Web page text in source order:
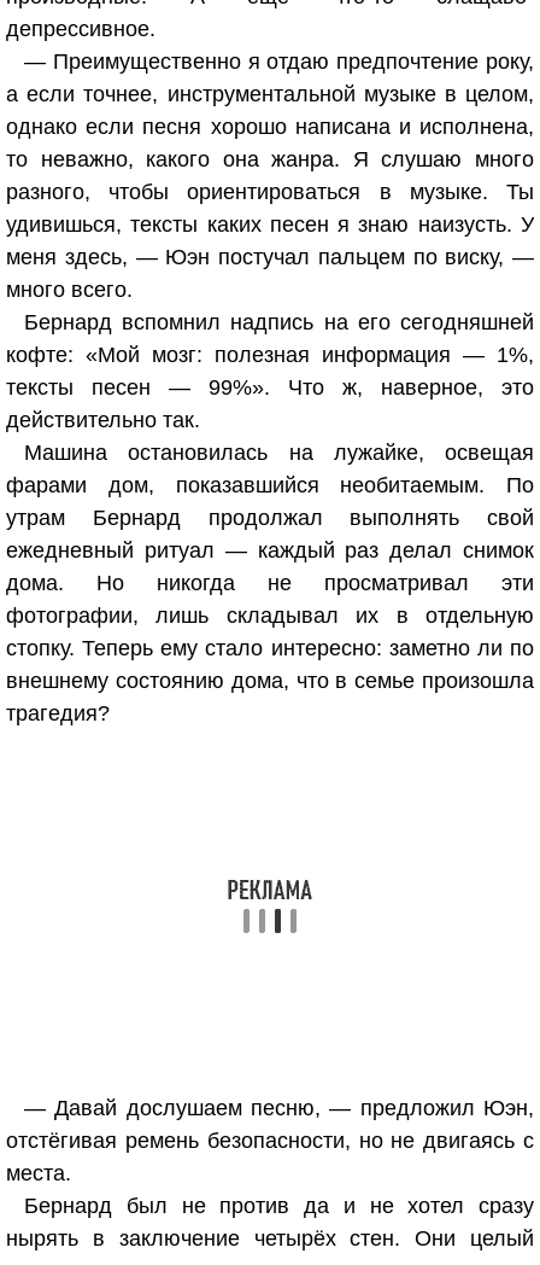
депрессивное.
— Преимущественно я отдаю предпочтение року,
а если точнее, инструментальной музыке в целом,
однако если песня хорошо написана и исполнена,
то неважно, какого она жанра. Я слушаю много
разного, чтобы ориентироваться в музыке. Ты
удивишься, тексты каких песен я знаю наизусть. У
меня здесь, — Юэн постучал пальцем по виску, —
много всего.
Бернард вспомнил надпись на его сегодняшней
кофте: «Мой мозг: полезная информация — 1%,
тексты песен — 99%». Что ж, наверное, это
действительно так.
Машина остановилась на лужайке, освещая
фарами дом, показавшийся необитаемым. По
утрам Бернард продолжал выполнять свой
ежедневный ритуал — каждый раз делал снимок
дома. Но никогда не просматривал эти
фотографии, лишь складывал их в отдельную
стопку. Теперь ему стало интересно: заметно ли по
внешнему состоянию дома, что в семье произошла
трагедия?
— Давай дослушаем песню, — предложил Юэн,
отстёгивая ремень безопасности, но не двигаясь с
места.
Бернард был не против да и не хотел сразу
нырять в заключение четырёх стен. Они целый